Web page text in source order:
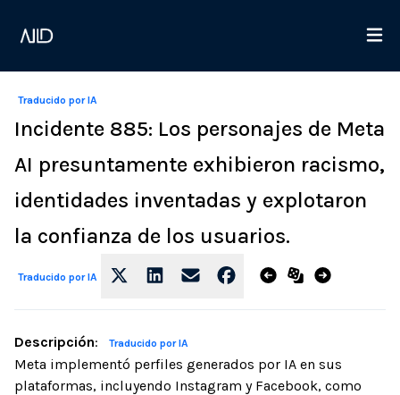
Traducido por IA
Incidente 885: Los personajes de Meta
AI presuntamente exhibieron racismo,
identidades inventadas y explotaron
la confianza de los usuarios.
Traducido por IA
Descripción: Traducido por IA
Meta implementó perfiles generados por IA en sus
plataformas, incluyendo Instagram y Facebook, como